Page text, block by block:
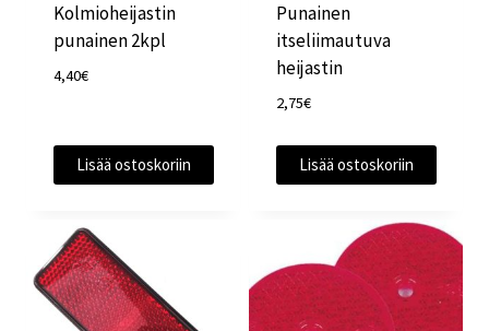
Kolmioheijastin
punainen 2kpl
4,40€
Lisää ostoskoriin
Punainen
itseliimautuva
heijastin
2,75€
Lisää ostoskoriin